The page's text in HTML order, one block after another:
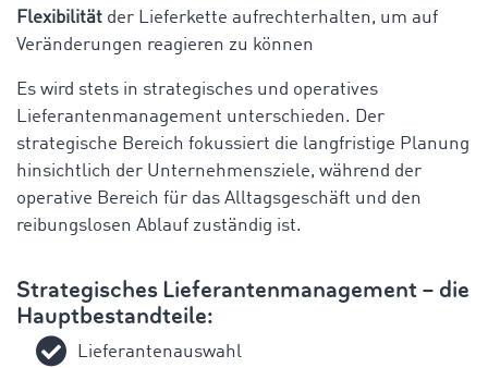
Flexibilität der Lieferkette aufrechterhalten, um auf
Veränderungen reagieren zu können
Es wird stets in strategisches und operatives
Lieferantenmanagement unterschieden. Der
strategische Bereich fokussiert die langfristige Planung
hinsichtlich der Unternehmensziele, während der
operative Bereich für das Alltagsgeschäft und den
reibungslosen Ablauf zuständig ist.
Strategisches Lieferantenmanagement – die
Hauptbestandteile:
Lieferantenauswahl